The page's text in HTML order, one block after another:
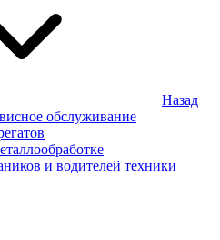
Назад
обслуживание
и водителей техники